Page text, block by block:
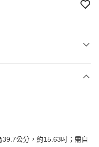
公分，約15.63吋；需自